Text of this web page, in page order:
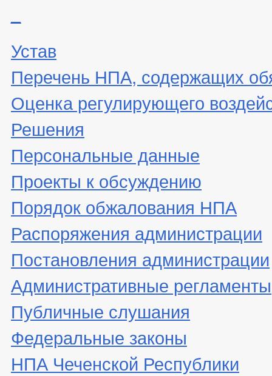
Устав
Перечень НПА, содержащих
Оценка регулирующего
Решения
Персональные данные
Проекты к обсуждению
Порядок обжалования НПА
Распоряжения администрации
Постановления администрации
Административные регламенты
Публичные слушания
Федеральные законы
НПА Чеченской Республики